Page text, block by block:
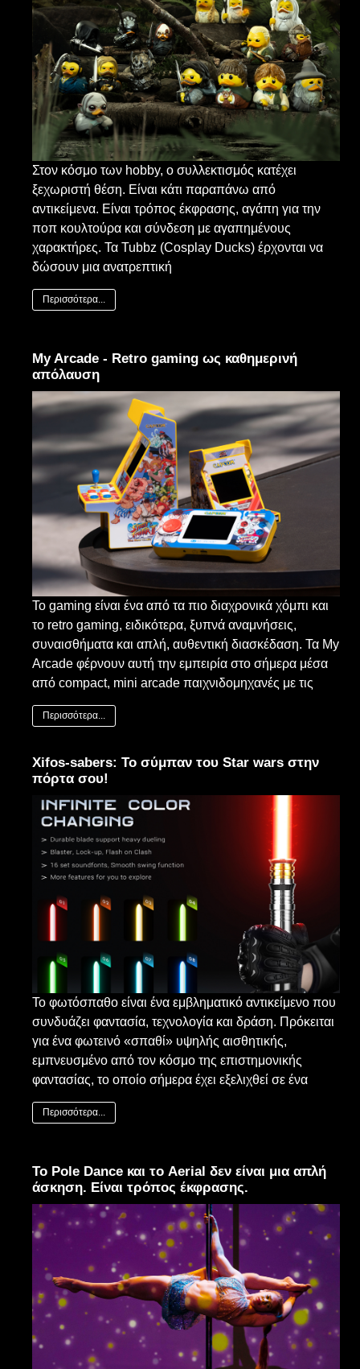
Στον κόσμο των hobby, ο συλλεκτισμός κατέχει
ξεχωριστή θέση. Είναι κάτι παραπάνω από
αντικείμενα. Είναι τρόπος έκφρασης, αγάπη για την
ποπ κουλτούρα και σύνδεση με αγαπημένους
χαρακτήρες. Τα Tubbz (Cosplay Ducks) έρχονται να
δώσουν μια ανατρεπτική
Περισσότερα...
My Arcade - Retro gaming ως καθημερινή
απόλαυση
Το gaming είναι ένα από τα πιο διαχρονικά χόμπι και
το retro gaming, ειδικότερα, ξυπνά αναμνήσεις,
συναισθήματα και απλή, αυθεντική διασκέδαση. Τα My
Arcade φέρνουν αυτή την εμπειρία στο σήμερα μέσα
από compact, mini arcade παιχνιδομηχανές με τις
Περισσότερα...
Xifos-sabers: Το σύμπαν του Star wars στην
πόρτα σου!
Το φωτόσπαθο είναι ένα εμβληματικό αντικείμενο που
συνδυάζει φαντασία, τεχνολογία και δράση. Πρόκειται
για ένα φωτεινό «σπαθί» υψηλής αισθητικής,
εμπνευσμένο από τον κόσμο της επιστημονικής
φαντασίας, το οποίο σήμερα έχει εξελιχθεί σε ένα
Περισσότερα...
Το Pole Dance και το Aerial δεν είναι μια απλή
άσκηση. Είναι τρόπος έκφρασης.